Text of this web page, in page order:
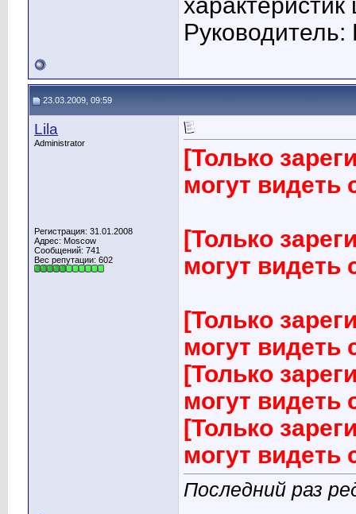
23.03.2009, 09:59
Lila
Administrator
Регистрация: 31.01.2008
Адрес: Moscow
Сообщений: 741
Вес репутации: 602
[Только
могут
[Только
могут
[Только
могут
[Только
могут
[Только
могут
Последний раз